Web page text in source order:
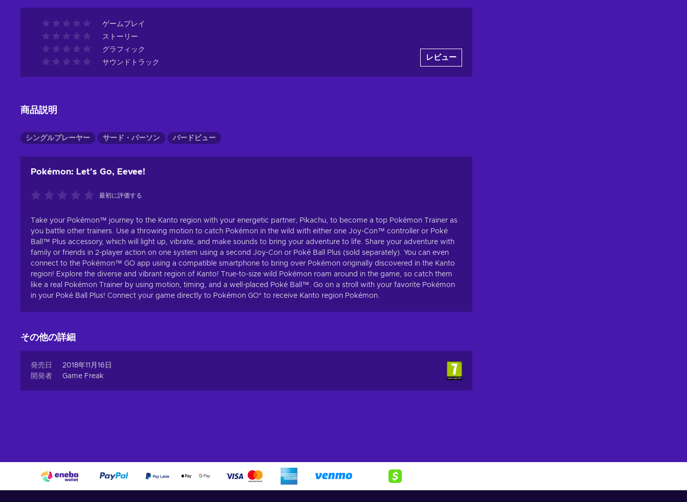
ゲームプレイ
ストーリー
グラフィック
サウンドトラック
レビュー
商品説明
シングルプレーヤー サード・パーソン バードビュー
Pokémon: Let's Go, Eevee!
最初に評価する
Take your Pokémon™ journey to the Kanto region with your energetic partner, Pikachu, to become a top Pokémon Trainer as
you battle other trainers. Use a throwing motion to catch Pokémon in the wild with either one Joy-Con™ controller or Poké
Ball™ Plus accessory, which will light up, vibrate, and make sounds to bring your adventure to life. Share your adventure with
family or friends in 2-player action on one system using a second Joy-Con or Poké Ball Plus (sold separately). You can even
connect to the Pokémon™ GO app using a compatible smartphone to bring over Pokémon originally discovered in the Kanto
region! Explore the diverse and vibrant region of Kanto! True-to-size wild Pokémon roam around in the game, so catch them
like a real Pokémon Trainer by using motion, timing, and a well-placed Poké Ball™. Go on a stroll with your favorite Pokémon
in your Poké Ball Plus! Connect your game directly to Pokémon GO* to receive Kanto region Pokémon.
その他の詳細
発売日
2018年11月16日
開発者
Game Freak